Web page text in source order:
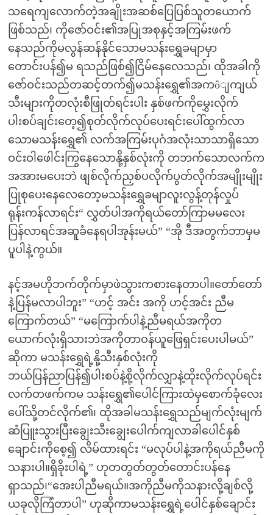
သရေကျလောက်တဲ့အချိုးအဆစ်ပြေပြစ်သူတယောက်
ဖြစ်သည်၊ ကိုဇော်ဝင်း၏အပြုအစုနှင့်အကြမ်းဖက်
နေသည်ကိုမလွန်ဆန်နိုင်သောမသန်းရွှေခမျာမှာ
တောင်းပန်၍မ ရသည်ဖြစ်၍ငြိမ်နေလေသည်၊ ထိုအခါကို
ဇော်ဝင်းသည်တဆင့်တက်၍မသန်းရွှေ၏အကôျကျယ်
သီးများကိုတလုံးစီဖြုတ်ရင်းပါး နှစ်ဖက်ကိုမွှေးလိုက်
ပါးစပ်ချင်းတေ့၍စုတ်လိုက်လုပ်ပေးရင်းပေါ်ထွက်လာ
သောမသန်းရွှေ၏ လက်အကြမ်းပုဂံအလုံးသာသာရှိသော
ဝင်းဝါဖေါင်းကြွနေသောနို့နှစ်လုံးကို တဘက်သောလက်က
အအားမပေးဘဲ ဖျစ်လိုက်ညှစ်ပလိုက်ပွတ်လိုက်အမျိုးမျိုး
ပြုစုပေးနေလေတော့မသန်းရွှေခမျာလူးလွန့်တုန်လှုပ်
ရုန်းကန်လာရင်း“ လွှတ်ပါအကိုရယ်တော်ကြာမမလေး
ပြန်လာရင်အဆူခံနေရပါအုန်းမယ်” “အို ဒီအတွက်ဘာမှမ
ပူပါနဲ့ကွယ်။
နင့်အမဟိုဘက်တိုက်မှာဖဲသွားကစားနေတာပါ။တော်တော်
နဲ့ပြန်မလာပါဘူး” “ဟင့် အင်း အကို ဟင့်အင်း ညီမ
ကြောက်တယ်” “မကြောက်ပါနဲ့ညီမရယ်အကိုတ
ယောက်လုံးရှိသားဘဲအကိုတာဝန်ယူဖြေရှင်းပေးပါမယ်”
ဆိုကာ မသန်းရွှေရဲ့နို့သီးနှစ်လုံးကို
ဘယ်ပြန်ညာပြန်၍ပါးစပ်နဲ့စို့လိုက်လျှာနဲ့ထိုးလိုက်လုပ်ရင်း
လက်တဖက်ကမ သန်းရွှေ၏ပေါင်ကြားထဲမှစောက်ခုံလေး
ပေါ်သို့တင်လိုက်၏၊ ထိုအခါမသန်းရွှေသည်မျက်လုံးမျက်
ဆံပြူးသွားပြီးချွေးသီးချွေးပေါက်ကျလာခါပေါင်နှစ်
ချောင်းကိုစေ့၍ လိမ်ထားရင်း “မလုပ်ပါနဲ့အကိုရယ်ညီမကို
သနားပါ။ရှိခိုးပါရဲ့” ဟုတတွတ်တွတ်တောင်းပန်နေ
ရှာသည်၊“အေးပါညီမရယ်။အကိုညီမကိုသနားလို့ချစ်လို့
ယခုလိုကြံတာပါ” ဟုဆိုကာမသန်းရွှေရဲ့ပေါင်နှစ်ချောင်း